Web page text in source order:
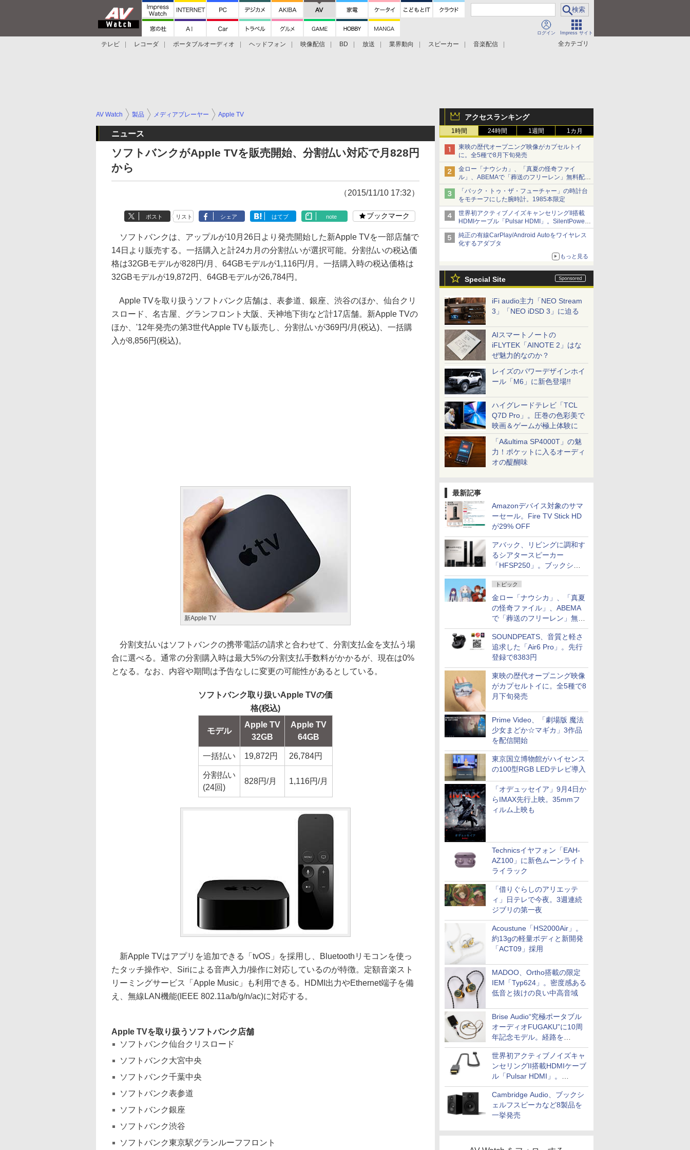
ログイン Impress サイト
全カテゴリ
テレビ レコーダ ポータブルオーディオ ヘッドフォン 映像配信 BD 放送 業界動向 スピーカー
音楽配信
アクセスランキング
1時間 24時間 1週間 1カ月
東映の歴代オープニング映像がカプセルトイ
に。全5種で8月下旬発売
金ロー「ナウシカ」、「真夏の怪奇ファイ
ル」、ABEMAで「葬送のフリーレン」無料配信
など。夏の特番・配信情報
「バック・トゥ・ザ・フューチャー」の時計台
をモチーフにした腕時計。1985本限定
世界初アクティブノイズキャンセリングII搭載
HDMIケーブル「Pulsar HDMI」。SilentPower
から
純正の有線CarPlay/Android Autoをワイヤレス
化するアダプタ
もっと見る
Special Site
iFi audio主力「NEO Stream
3」「NEO iDSD 3」に迫る
AIスマートノートの
iFLYTEK「AINOTE 2」はな
ぜ魅力的なのか？
レイズのパワーデザインホイ
ール「M6」に新色登場!!
ハイグレードテレビ「TCL
Q7D Pro」。圧巻の色彩美で
映画＆ゲームが極上体験に
「A&ultima SP4000T」の魅
力！ポケットに入るオーディ
オの醍醐味
最新記事
Amazonデバイス対象のサマ
ーセール。Fire TV Stick HD
が29% OFF
アバック、リビングに調和す
るシアタースピーカー
「HFSP250」。ブックシェ
ルフはペア3万円以下
トピック
金ロー「ナウシカ」、「真夏
の怪奇ファイル」、ABEMA
で「葬送のフリーレン」無料
配信など。夏の特番・配信情
報
SOUNDPEATS、音質と軽さ
追求した「Air6 Pro」。先行
登録で8383円
東映の歴代オープニング映像
がカプセルトイに。全5種で8
月下旬発売
Prime Video、「劇場版 魔法
少女まどか☆マギカ」3作品
を配信開始
東京国立博物館がハイセンス
の100型RGB LEDテレビ導入
「オデュッセイア」9月4日か
らIMAX先行上映。35mmフ
ィルム上映も
Technicsイヤフォン「EAH-
AZ100」に新色ムーンライト
ライラック
「借りぐらしのアリエッテ
ィ」日テレで今夜。3週連続
ジブリの第一夜
Acoustune「HS2000Air」。
約13gの軽量ボディと新開発
「ACT09」採用
MADOO、Ortho搭載の限定
IEM「Typ624」。密度感ある
低音と抜けの良い中高音域
Brise Audio“究極ポータブル
オーディオFUGAKU”に10周
年記念モデル。経路を
NISHIKIで統一。400万円
世界初アクティブノイズキャ
ンセリングII搭載HDMIケーブ
ル「Pulsar HDMI」。
SilentPowerから
Cambridge Audio、ブックシ
ェルフスピーカなど8製品を
一挙発売
AV Watch 製品 メディアプレーヤー Apple TV
ニュース
ソフトバンクがApple TVを販売開始、分割払い対応で月828円
から
（2015/11/10 17:32）
ポスト リスト シェア はてブ note ブックマーク
ソフトバンクは、アップルが10月26日より発売開始した新Apple TVを一部店舗で
14日より販売する。一括購入と計24カ月の分割払いが選択可能。分割払いの税込価
格は32GBモデルが828円/月、64GBモデルが1,116円/月。一括購入時の税込価格は
32GBモデルが19,872円、64GBモデルが26,784円。
Apple TVを取り扱うソフトバンク店舗は、表参道、銀座、渋谷のほか、仙台クリ
スロード、名古屋、グランフロント大阪、天神地下街など計17店舗。新Apple TVの
ほか、'12年発売の第3世代Apple TVも販売し、分割払いが369円/月(税込)、一括購
入が8,856円(税込)。
新Apple TV
分割支払いはソフトバンクの携帯電話の請求と合わせて、分割支払金を支払う場
合に選べる。通常の分割購入時は最大5%の分割支払手数料がかかるが、現在は0%
となる。なお、内容や期間は予告なしに変更の可能性があるとしている。
ソフトバンク取り扱いApple TVの価
格(税込)
モデル
Apple TV
32GB
Apple TV
64GB
一括払い 19,872円 26,784円
分割払い
(24回)
828円/月 1,116円/月
新Apple TVはアプリを追加できる「tvOS」を採用し、Bluetoothリモコンを使っ
たタッチ操作や、Siriによる音声入力/操作に対応しているのが特徴。定額音楽スト
リーミングサービス「Apple Music」も利用できる。HDMI出力やEthernet端子を備
え、無線LAN機能(IEEE 802.11a/b/g/n/ac)に対応する。
Apple TVを取り扱うソフトバンク店舗
ソフトバンク仙台クリスロード
ソフトバンク大宮中央
ソフトバンク千葉中央
ソフトバンク表参道
ソフトバンク銀座
ソフトバンク渋谷
ソフトバンク東京駅グランルーフフロント